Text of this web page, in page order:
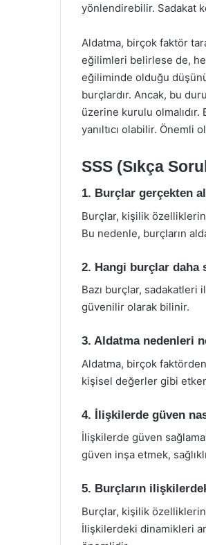
yönlendirebilir. Sadakat
Aldatma, birçok faktör
eğilimleri belirlese de,
eğiliminde olduğu
burçlardır. Ancak, bu
üzerine kurulu
yanıltıcı olabilir.
SSS (Sıkça
1. Burçlar gerçekten
Burçlar, kişilik
Bu nedenle, burçların
2. Hangi burçlar daha
Bazı burçlar, sadakatleri
güvenilir olarak bilinir.
3. Aldatma nedenleri
Aldatma, birçok
kişisel değerler gibi
4. İlişkilerde güven
İlişkilerde güven
güven inşa etmek,
5. Burçların
Burçlar, kişilik
İlişkilerdeki dinamikleri